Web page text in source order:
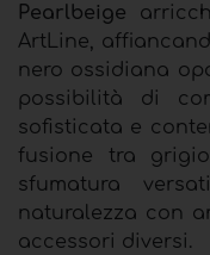
Pearlbeige
ArtLine,
nero ossidiana
possibilità di
sofisticata e
fusione tra
sfumatura
naturalezza con
accessori diversi.